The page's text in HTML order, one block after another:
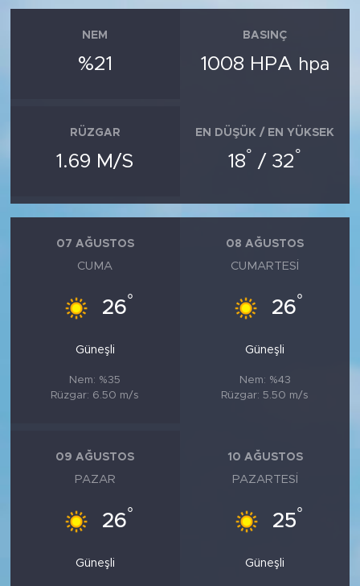
NEM
%21
BASINÇ
1008 HPA hpa
RÜZGAR
1.69 M/S
EN DÜŞÜK / EN YÜKSEK
18° / 32°
07 AĞUSTOS
CUMA
26°
Güneşli
Nem: %35
Rüzgar: 6.50 m/s
08 AĞUSTOS
CUMARTESI
26°
Güneşli
Nem: %43
Rüzgar: 5.50 m/s
09 AĞUSTOS
PAZAR
26°
Güneşli
10 AĞUSTOS
PAZARTESI
25°
Güneşli